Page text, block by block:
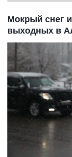
Мокрый снег
выходных в